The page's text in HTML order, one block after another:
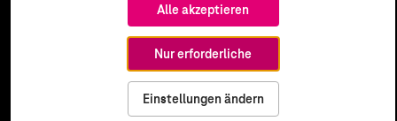
Alle akzeptieren
Nur erforderliche
Einstellungen ändern